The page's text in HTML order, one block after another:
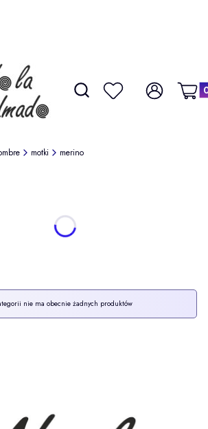
Otwórz wyszukiwarkę
Szukaj Ulubione Zaloguj się
motki merino
nie ma obecnie żadnych produktów